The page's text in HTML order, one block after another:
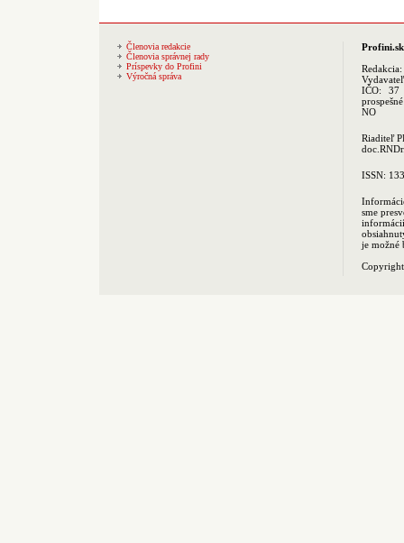
Členovia redakcie
Členovia správnej rady
Príspevky do Profini
Výročná správa
Profini.sk
Redakcia:
IČO: 37
NO
Riaditeľ
ISSN:
sme
je možné